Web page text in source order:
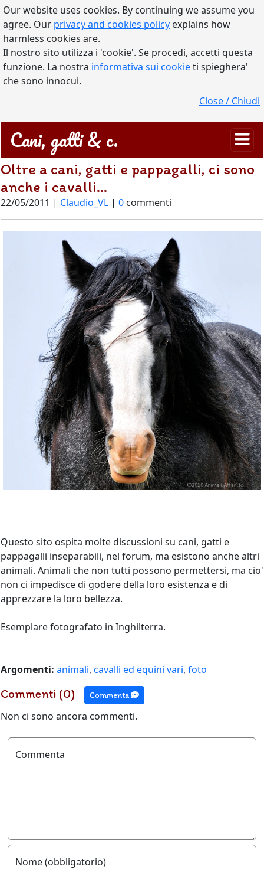
Our website uses cookies. By continuing we assume you
agree. Our privacy and cookies policy explains how
harmless cookies are.
Il nostro sito utilizza i 'cookie'. Se procedi, accetti questa
funzione. La nostra informativa sui cookieti spieghera'
che sono innocui.
Close / Chiudi
Cani, gatti & c.
Oltre a cani, gatti e pappagalli, ci sono
anche i cavalli...
22/05/2011 | Claudio_VL | 0 commenti
Questo sito ospita molte discussioni su cani, gatti e
pappagalli inseparabili, nel forum, ma esistono anche altri
animali. Animali che non tutti possono permettersi, ma cio'
non ci impedisce di godere della loro esistenza e di
apprezzare la loro bellezza.
Esemplare fotografato in Inghilterra.
Argomenti: animali, cavalli ed equini vari, foto
Commenti (0) Commenta
Non ci sono ancora commenti.
Commenta
Nome (obbligatorio)